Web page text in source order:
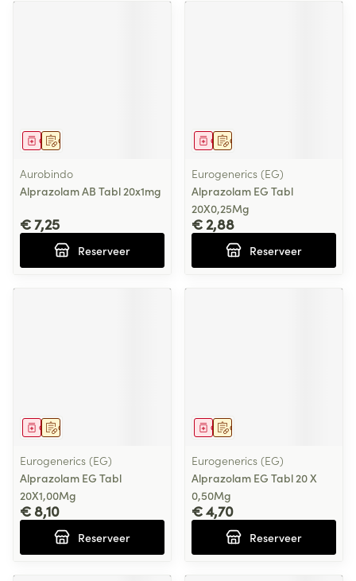
Op voorschrift
Geneesmiddel
Aurobindo
Alprazolam AB Tabl 20x1mg
€ 7,25
Reserveer
Op voorschrift
Geneesmiddel
Eurogenerics (EG)
Alprazolam EG Tabl
20X0,25Mg
€ 2,88
Reserveer
Op voorschrift
Geneesmiddel
Eurogenerics (EG)
Alprazolam EG Tabl
20X1,00Mg
€ 8,10
Reserveer
Op voorschrift
Geneesmiddel
Eurogenerics (EG)
Alprazolam EG Tabl 20 X
0,50Mg
€ 4,70
Reserveer